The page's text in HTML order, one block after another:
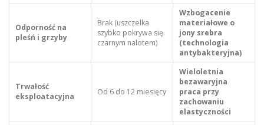
Odporność na
pleśń i grzyby
Brak (uszczelka
szybko pokrywa się
czarnym nalotem)
Wzbogacenie
materiałowe o
jony srebra
(technologia
antybakteryjna)
Trwałość
eksploatacyjna
Od 6 do 12 miesięcy
Wieloletnia
bezawaryjna
praca przy
zachowaniu
elastyczności